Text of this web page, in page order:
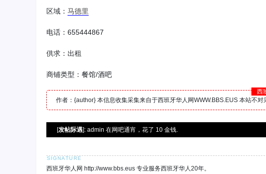
区域： 马德里
电话：655444867
供求：出租
商铺类型：餐馆/酒吧
西
作者：{author} 本信息收集采集来自于西班牙华人网WWW.BBS.EUS 本站不对
[发帖际遇]: admin 在网吧通宵，花了 10 金钱.
西班牙华人网 http://www.bbs.eus 专业服务西班牙华人20年。